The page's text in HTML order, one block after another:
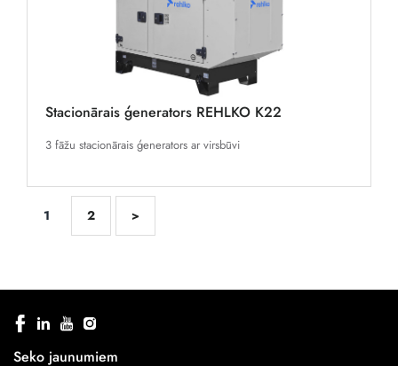
Stacionārais ģenerators REHLKO K22
3 fāžu stacionārais ģenerators ar virsbūvi
1 2 >
Seko jaunumiem